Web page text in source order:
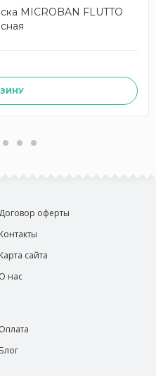
MICROBAN FLUTTO
Договор оферты
Контакты
Карта сайта
О нас
Оплата
Блог